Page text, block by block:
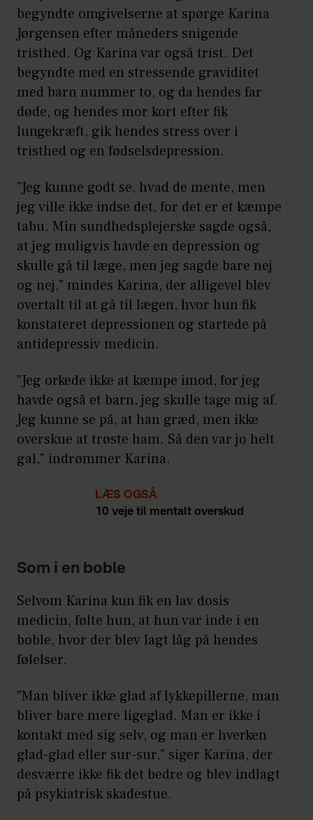
begyndte omgivelserne at spørge Karina
Jørgensen efter måneders snigende
tristhed. Og Karina var også trist. Det
begyndte med en stressende graviditet
med barn nummer to, og da hendes far
døde, og hendes mor kort efter fik
lungekræft, gik hendes stress over i
tristhed og en fødselsdepression.
"Jeg kunne godt se, hvad de mente, men
jeg ville ikke indse det, for det er et kæmpe
tabu. Min sundhedsplejerske sagde også,
at jeg muligvis havde en depression og
skulle gå til læge, men jeg sagde bare nej
og nej," mindes Karina, der alligevel blev
overtalt til at gå til lægen, hvor hun fik
konstateret depressionen og startede på
antidepressiv medicin.
"Jeg orkede ikke at kæmpe imod, for jeg
havde også et barn, jeg skulle tage mig af.
Jeg kunne se på, at han græd, men ikke
overskue at trøste ham. Så den var jo helt
gal," indrømmer Karina.
LÆS OGSÅ
10 veje til mentalt overskud
Som i en boble
Selvom Karina kun fik en lav dosis
medicin, følte hun, at hun var inde i en
boble, hvor der blev lagt låg på hendes
følelser.
"Man bliver ikke glad af lykkepillerne, man
bliver bare mere ligeglad. Man er ikke i
kontakt med sig selv, og man er hverken
glad-glad eller sur-sur," siger Karina, der
desværre ikke fik det bedre og blev indlagt
på psykiatrisk skadestue.